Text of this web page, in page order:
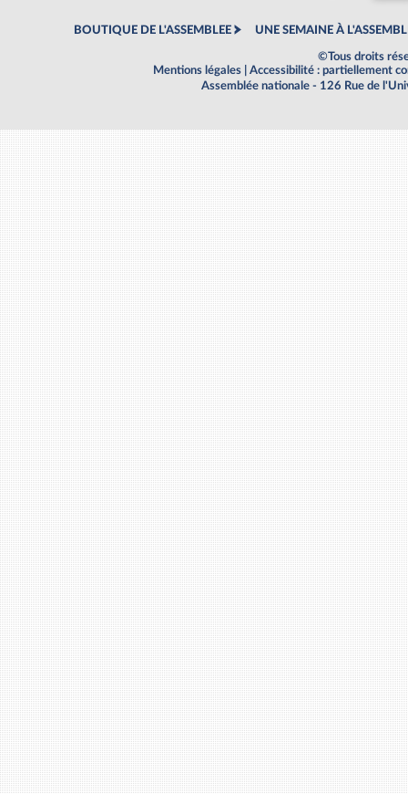
BOUTIQUE DE L'ASSEMBLEE UNE SEMAINE À
©Tous droits
Mentions légales
Accessibilité : partiellement
Assemblée nationale - 126 Rue de